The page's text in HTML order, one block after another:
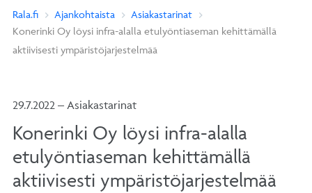
Rala.fi Ajankohtaista
Asiakastarinat
Konerinki Oy löysi infra-alalla etulyöntiaseman kehittämällä
aktiivisesti ympäristöjarjestelmää
29.7.2022 – Asiakastarinat
Konerinki Oy löysi infra-alalla
etulyöntiaseman kehittämällä
aktiivisesti ympäristöjarjestelmää